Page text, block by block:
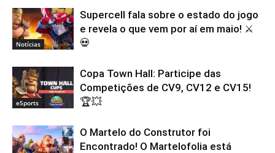
Notícias
Supercell fala sobre o estado do jogo
e revela o que vem por aí em maio! ⚔️
💀
eSports
Copa Town Hall: Participe das
Competições de CV9, CV12 e CV15!
🏆💥
O Martelo do Construtor foi
Encontrado! O Martelofolia está